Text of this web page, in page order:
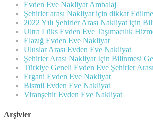
Evden Eve Nakliyat Ambalaj
Şehirler arası Nakliyat için dikkat
2022 Yılı Şehirler Arası Nakliyat için
Ultra Lüks Evden Eve Taşımacılık
Elazığ Evden Eve Nakliyat
Uluslar Arası Evden Eve Nakliyat
Şehirler Arası Nakliyat İçin Bilinmesi
Türkiye Geneli Evden Eve Şehirler
Ergani Evden Eve Nakliyat
Bismil Evden Eve Nakliyat
Viranşehir Evden Eve Nakliyat
Arşivler